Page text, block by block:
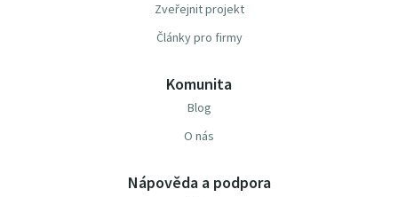
Zveřejnit projekt
Články pro firmy
Komunita
Blog
O nás
Nápověda a podpora